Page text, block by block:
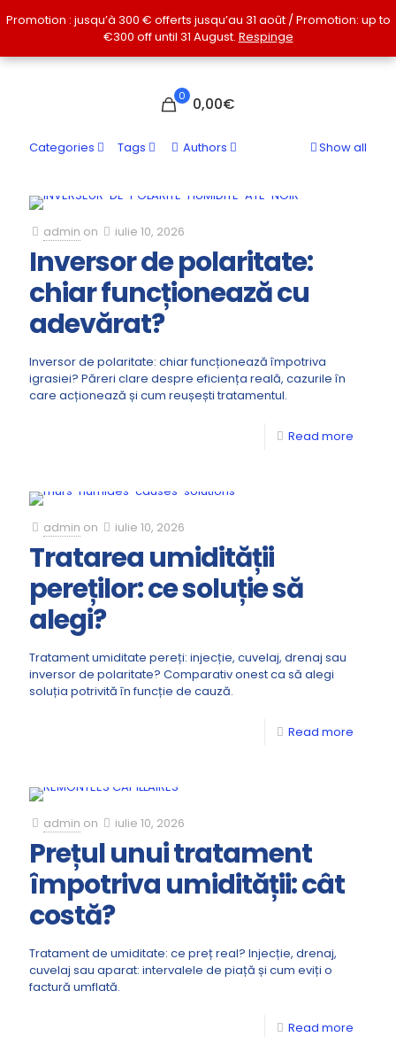
0 0,00€
Categories Tags Authors Show all
admin on iulie 10, 2026
Inversor de polaritate:
chiar funcționează cu
adevărat?
Inversor de polaritate: chiar funcționează împotriva
igrasiei? Păreri clare despre eficiența reală, cazurile în
care acționează și cum reușești tratamentul.
Read more
admin on iulie 10, 2026
Tratarea umidității
pereților: ce soluție să
alegi?
Tratament umiditate pereți: injecție, cuvelaj, drenaj sau
inversor de polaritate? Comparativ onest ca să alegi
soluția potrivită în funcție de cauză.
Read more
admin on iulie 10, 2026
Prețul unui tratament
împotriva umidității: cât
costă?
Tratament de umiditate: ce preț real? Injecție, drenaj,
cuvelaj sau aparat: intervalele de piață și cum eviți o
factură umflată.
Read more
Promotion : jusqu’à 300 € offerts jusqu’au 31 août / Promotion: up to
€300 off until 31 August. Respinge
Promotion : jusqu’à 300 € offerts jusqu’au 31 août / Promotion: up to
€300 off until 31 August. Respinge